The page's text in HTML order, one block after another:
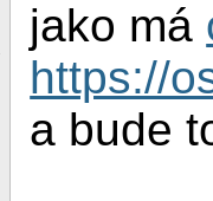
jako má
https://
a bude